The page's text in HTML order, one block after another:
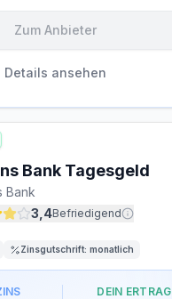
VERLÄNGERUNG
MAXIMALEINLAGE
Zum Anbieter
Details ansehen
Bank Tagesgeld
Bank
3,4Befriedigend
Zinsgutschrift: monatlich
DEIN ERTRAG